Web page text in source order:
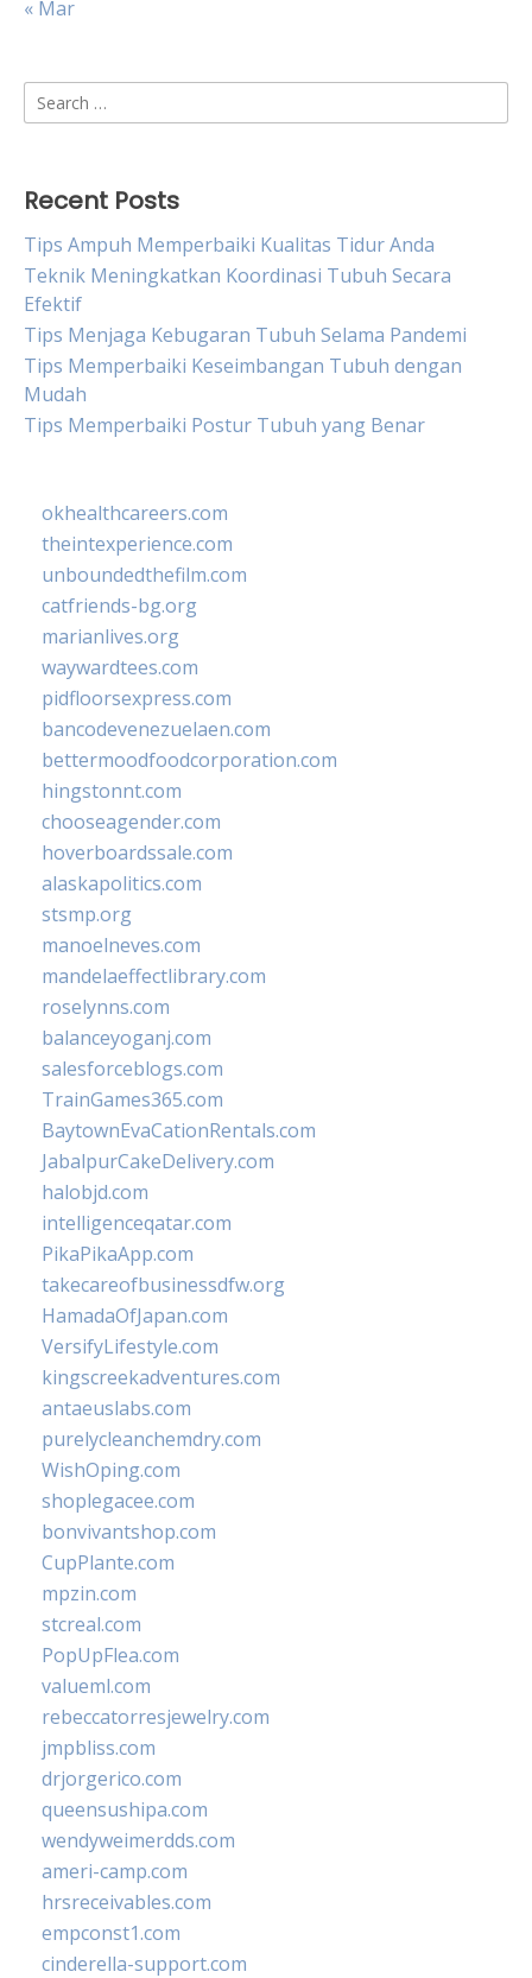
« Mar
Search
for:
Recent Posts
Tips Ampuh Memperbaiki Kualitas Tidur Anda
Teknik Meningkatkan Koordinasi Tubuh Secara
Efektif
Tips Menjaga Kebugaran Tubuh Selama Pandemi
Tips Memperbaiki Keseimbangan Tubuh dengan
Mudah
Tips Memperbaiki Postur Tubuh yang Benar
okhealthcareers.com
theintexperience.com
unboundedthefilm.com
catfriends-bg.org
marianlives.org
waywardtees.com
pidfloorsexpress.com
bancodevenezuelaen.com
bettermoodfoodcorporation.com
hingstonnt.com
chooseagender.com
hoverboardssale.com
alaskapolitics.com
stsmp.org
manoelneves.com
mandelaeffectlibrary.com
roselynns.com
balanceyoganj.com
salesforceblogs.com
TrainGames365.com
BaytownEvaCationRentals.com
JabalpurCakeDelivery.com
halobjd.com
intelligenceqatar.com
PikaPikaApp.com
takecareofbusinessdfw.org
HamadaOfJapan.com
VersifyLifestyle.com
kingscreekadventures.com
antaeuslabs.com
purelycleanchemdry.com
WishOping.com
shoplegacee.com
bonvivantshop.com
CupPlante.com
mpzin.com
stcreal.com
PopUpFlea.com
valueml.com
rebeccatorresjewelry.com
jmpbliss.com
drjorgerico.com
queensushipa.com
wendyweimerdds.com
ameri-camp.com
hrsreceivables.com
empconst1.com
cinderella-support.com